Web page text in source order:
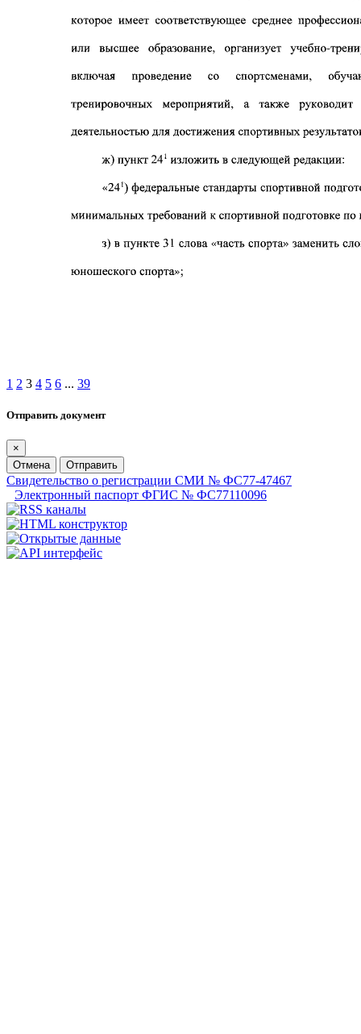
1 2 3 4 5 6 ... 39
Отправить документ
×
Отмена
Отправить
Свидетельство о регистрации СМИ № ФС77-47467
Электронный паспорт ФГИС № ФС77110096